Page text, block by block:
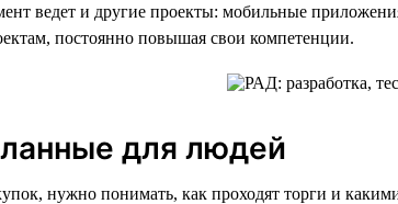
ведет и другие проекты: мобильные
постоянно повышая свои компетенции.
для людей
нужно понимать, как проходят торги и